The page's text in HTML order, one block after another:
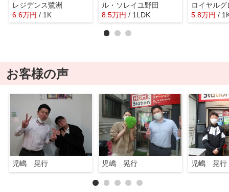
レジデンス鷺洲
6.6万円 / 1K
ル・ソレイユ野田
8.5万円 / 1LDK
ロイヤルグ
5.8万円 /
お客様の声
児嶋 晃行 児嶋 晃行 児嶋 晃行